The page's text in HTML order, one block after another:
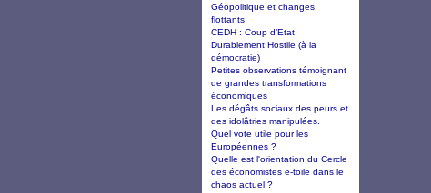
Géopolitique et changes
flottants
CEDH : Coup d’Etat
Durablement Hostile (à la
démocratie)
Petites observations témoignant
de grandes transformations
économiques
Les dégâts sociaux des peurs et
des idolâtries manipulées.
Quel vote utile pour les
Européennes ?
Quelle est l'orientation du Cercle
des économistes e-toile dans le
chaos actuel ?